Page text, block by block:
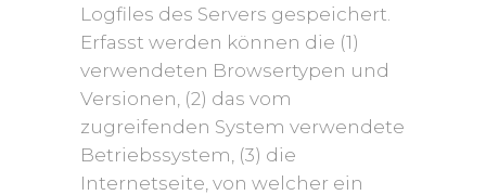
Logfiles des Servers gespeichert.
Erfasst werden können die (1)
verwendeten Browsertypen und
Versionen, (2) das vom
zugreifenden System verwendete
Betriebssystem, (3) die
Internetseite, von welcher ein